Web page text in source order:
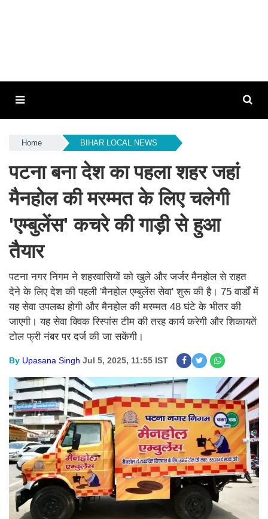
Home BIHAR LOCAL NEWS
पटना बना देश का पहला शहर जहां
मैनहोल की मरम्मत के लिए चलेगी
'एम्बुलेंस' कचरे की गाड़ी से हुआ
तैयार
पटना नगर निगम ने शहरवासियों को खुले और जर्जर मैनहोल से राहत
देने के लिए देश की पहली 'मैनहोल एम्बुलेंस सेवा' शुरू की है। 75 वार्डों में
यह सेवा उपलब्ध होगी और मैनहोल की मरम्मत 48 घंटे के भीतर की
जाएगी। यह सेवा क्विक रिस्पांस टीम की तरह कार्य करेगी और शिकायतें
टोल फ्री नंबर पर दर्ज की जा सकेंगी।
By Upasana Singh Jul 5, 2025, 11:55 IST